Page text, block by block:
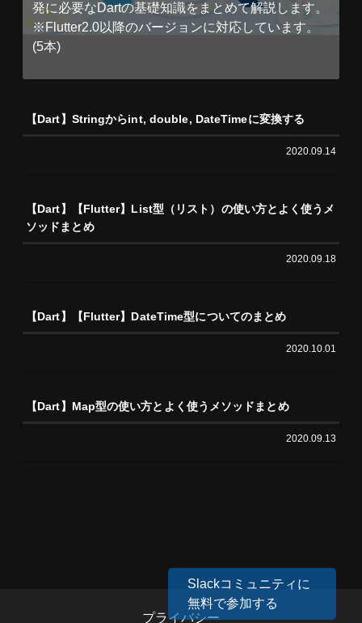
Slackコミュニティに
無料で参加する
発に必要なDartの基礎知識をまとめて解説します。
※Flutter2.0以降のバージョンに対応しています。
(5本)
【Dart】Stringからint, double, DateTimeに変換する
2020.09.14
【Dart】【Flutter】List型（リスト）の使い方とよく使うメ
ソッドまとめ
2020.09.18
【Dart】【Flutter】DateTime型についてのまとめ
2020.10.01
【Dart】Map型の使い方とよく使うメソッドまとめ
2020.09.13
プライバシー